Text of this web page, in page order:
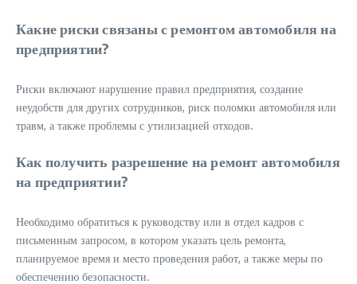
Какие риски связаны с ремонтом автомобиля на
предприятии?
Риски включают нарушение правил предприятия, создание
неудобств для других сотрудников, риск поломки автомобиля или
травм, а также проблемы с утилизацией отходов.
Как получить разрешение на ремонт автомобиля
на предприятии?
Необходимо обратиться к руководству или в отдел кадров с
письменным запросом, в котором указать цель ремонта,
планируемое время и место проведения работ, а также меры по
обеспечению безопасности.